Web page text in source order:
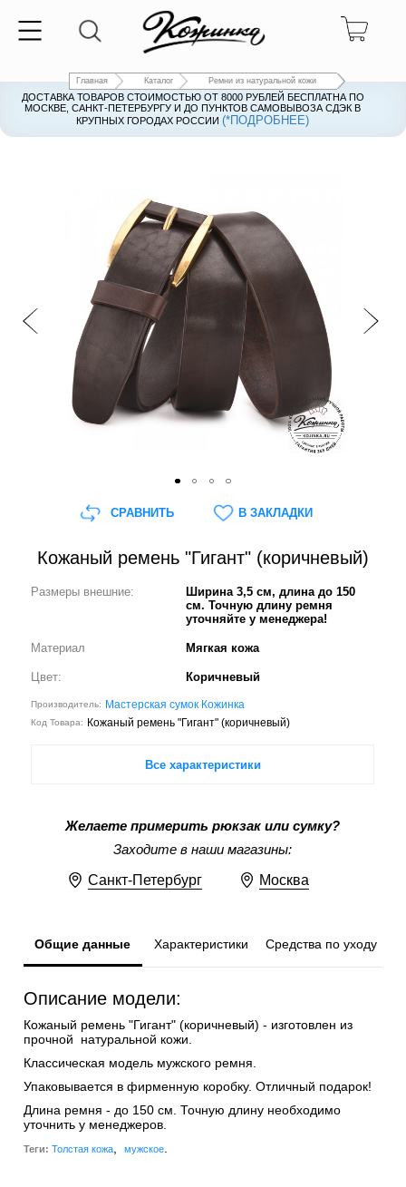
Главная Каталог Ремни из натуральной кожи
ДОСТАВКА ТОВАРОВ СТОИМОСТЬЮ ОТ 8000 РУБЛЕЙ БЕСПЛАТНА ПО
МОСКВЕ, САНКТ-ПЕТЕРБУРГУ И ДО ПУНКТОВ САМОВЫВОЗА СДЭК В
КРУПНЫХ ГОРОДАХ РОССИИ(*ПОДРОБНЕЕ)
ДОСТАВКА ТОВАРОВ СТОИМОСТЬЮ ОТ 8000 РУБЛЕЙ БЕСПЛАТНА ПО
МОСКВЕ, САНКТ-ПЕТЕРБУРГУ И ДО ПУНКТОВ САМОВЫВОЗА СДЭК В
КРУПНЫХ ГОРОДАХ РОССИИ(*ПОДРОБНЕЕ)
Кожаный ремень "Гигант" (коричневый)
Размеры внешние:
Ширина 3,5 см, длина до 150
см. Точную длину ремня
уточняйте у менеджера!
Материал Мягкая кожа
Цвет: Коричневый
Производитель: Мастерская сумок Кожинка
Код Товара: Кожаный ремень "Гигант" (коричневый)
Все характеристики
Желаете примерить рюкзак или сумку?
Заходите в наши магазины:
Санкт-Петербург Москва
СРАВНИТЬ В ЗАКЛАДКИ
Общие данные Характеристики Средства по уходу
Описание модели:
Кожаный ремень "Гигант" (коричневый) - изготовлен из
прочной натуральной кожи.
Классическая модель мужского ремня.
Упаковывается в фирменную коробку. Отличный подарок!
Длина ремня - до 150 см. Точную длину необходимо
уточнить у менеджеров.
Теги: Толстая кожа мужское.